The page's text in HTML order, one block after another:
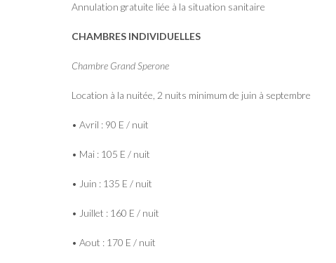
Annulation gratuite liée à la situation sanitaire
CHAMBRES INDIVIDUELLES
Chambre Grand Sperone
Location à la nuitée, 2 nuits minimum de juin à septembre
• Avril : 90 E / nuit
• Mai : 105 E / nuit
• Juin : 135 E / nuit
• Juillet : 160 E / nuit
• Aout : 170 E / nuit